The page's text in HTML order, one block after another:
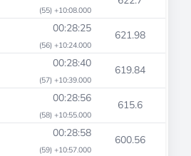
(55) +10:08.000
00:28:25
(56) +10:24.000
621.98
00:28:40
(57) +10:39.000
619.84
00:28:56
(58) +10:55.000
615.6
00:28:58
(59) +10:57.000
600.56